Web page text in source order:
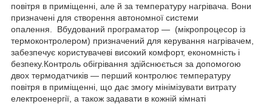
повітря в приміщенні, але й за температуру нагрівача. Вони
призначені для створення автономної системи
опалення. Вбудований програматор — (мікропроцесор із
термоконтролером) призначений для керування нагрівачем,
забезпечує користувачеві високий комфорт, економність і
безпеку.Контроль обігрівання здійснюється за допомогою
двох термодатчиків — перший контролює температуру
повітря в приміщенні, що дає змогу мінімізувати витрату
електроенергії, а також задавати в кожній кімнаті